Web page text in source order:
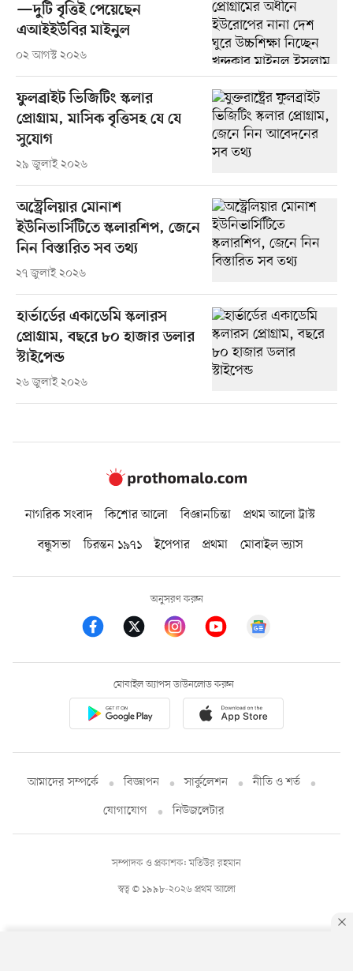
—দুটি বৃত্তিই পেয়েছেন
এআইইউবির মাইনুল
০২ আগস্ট ২০২৬
ফুলব্রাইট ভিজিটিং স্কলার
প্রোগ্রাম, মাসিক বৃত্তিসহ যে যে
সুযোগ
২৯ জুলাই ২০২৬
অস্ট্রেলিয়ার মোনাশ
ইউনিভার্সিটিতে স্কলারশিপ, জেনে
নিন বিস্তারিত সব তথ্য
২৭ জুলাই ২০২৬
হার্ভার্ডের একাডেমি স্কলারস
প্রোগ্রাম, বছরে ৮০ হাজার ডলার
স্টাইপেন্ড
২৬ জুলাই ২০২৬
নাগরিক সংবাদ কিশোর আলো বিজ্ঞানচিন্তা
প্রথম আলো ট্রাস্ট
বন্ধুসভা
চিরন্তন ১৯৭১ ইপেপার প্রথমা মোবাইল ভ্যাস
অনুসরণ করুন
মোবাইল অ্যাপস ডাউনলোড করুন
আমাদের সম্পর্কে বিজ্ঞাপন সার্কুলেশন
নীতি ও শর্ত
যোগাযোগ
নিউজলেটার
স্বত্ব © ১৯৯৮-২০২৬ প্রথম আলো
সম্পাদক ও প্রকাশক: মতিউর রহমান